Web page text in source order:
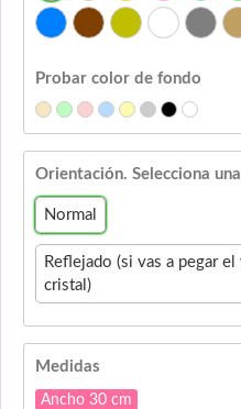
Probar color de fondo
Orientación. Selecciona
Normal
Reflejado (si vas a pegar
cristal)
Medidas
Ancho 30 cm